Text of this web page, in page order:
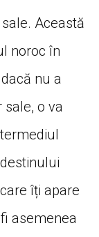
Această
noroc în
nu a
o va
îți apare
asemenea